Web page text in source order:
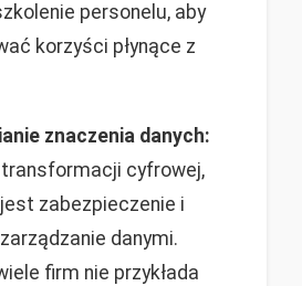
personelu, aby
korzyści płynące z
znaczenia danych:
cyfrowej,
zabezpieczenie i
danymi.
firm nie przykłada